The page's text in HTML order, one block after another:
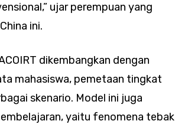
ujar perempuan yang
ini.
dikembangkan dengan
mahasiswa, pemetaan tingkat
skenario. Model ini juga
yaitu fenomena tebak